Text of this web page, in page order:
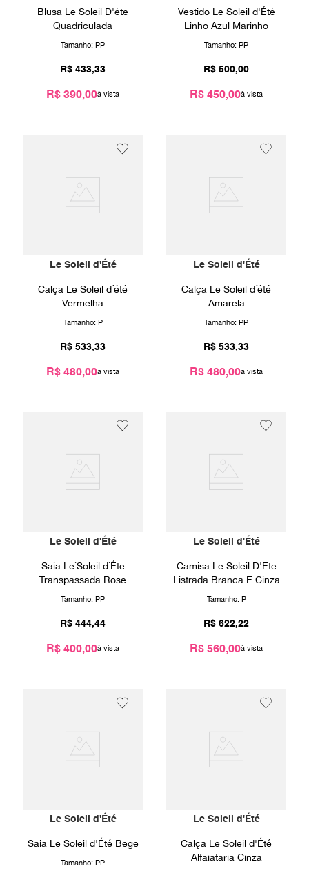
Blusa Le Soleil D'éte
Quadriculada
Tamanho: PP
R$ 433,33
R$ 390,00
Vestido Le Soleil d'Été
Linho Azul Marinho
Tamanho: PP
R$ 500,00
R$ 450,00
Le Soleil d'Été
Calça Le Soleil d´été
Vermelha
Tamanho: P
R$ 533,33
R$ 480,00
Le Soleil d'Été
Calça Le Soleil d´été
Amarela
Tamanho: PP
R$ 533,33
R$ 480,00
Le Soleil d'Été
Saia Le´Soleil d´Éte
Transpassada Rose
Tamanho: PP
R$ 444,44
R$ 400,00
Le Soleil d'Été
Camisa Le Soleil D'Ete
Listrada Branca E Cinza
Tamanho: P
R$ 622,22
R$ 560,00
Le Soleil d'Été
Saia Le Soleil d'Été Bege
Tamanho: PP
Le Soleil d'Été
Calça Le Soleil d'Été
Alfaiataria Cinza